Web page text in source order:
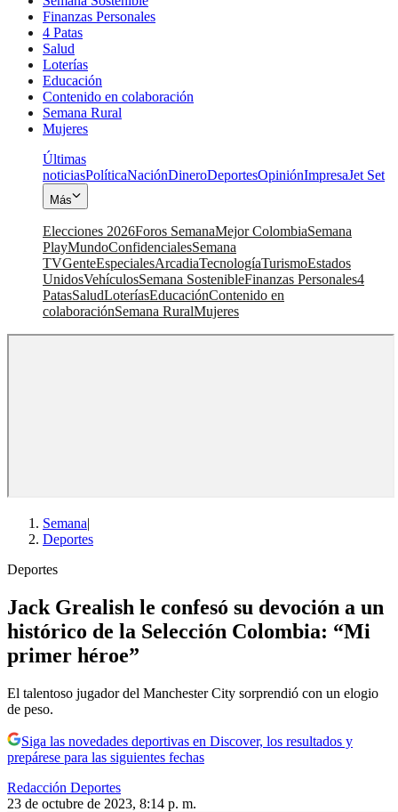
Finanzas Personales
4 Patas
Salud
Loterías
Educación
Contenido en colaboración
Semana Rural
Mujeres
Últimas
noticiasPolíticaNaciónDineroDeportesOpiniónImpresaJet Set
Más
Elecciones 2026Foros SemanaMejor ColombiaSemana
PlayMundoConfidencialesSemana
TVGenteEspecialesArcadiaTecnologíaTurismoEstados
UnidosVehículosSemana SostenibleFinanzas Personales4
PatasSaludLoteríasEducaciónContenido en
colaboraciónSemana RuralMujeres
Semana|
Deportes
Deportes
Jack Grealish le confesó su devoción a un
histórico de la Selección Colombia: “Mi
primer héroe”
El talentoso jugador del Manchester City sorprendió con un elogio
de peso.
Siga las novedades deportivas en Discover, los resultados y
prepárese para las siguientes fechas
Redacción Deportes
23 de octubre de 2023, 8:14 p. m.